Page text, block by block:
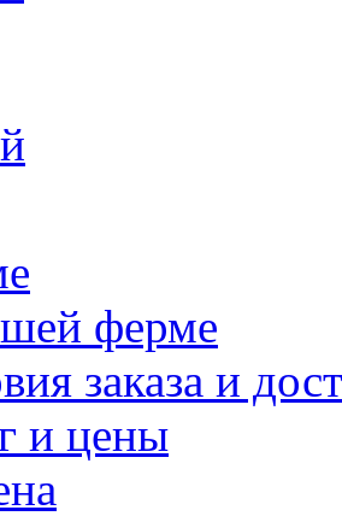
ферме
заказа и
и цены